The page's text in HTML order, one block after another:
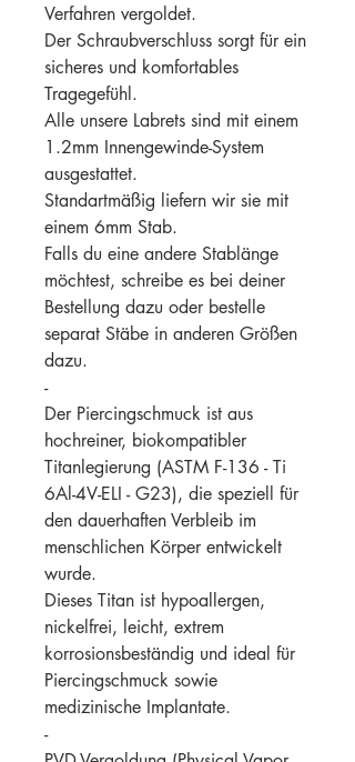
Verfahren vergoldet.
Der Schraubverschluss sorgt für ein
sicheres und komfortables
Tragegefühl.
Alle unsere Labrets sind mit einem
1.2mm Innengewinde-System
ausgestattet.
Standartmäßig liefern wir sie mit
einem 6mm Stab.
Falls du eine andere Stablänge
möchtest, schreibe es bei deiner
Bestellung dazu oder bestelle
separat Stäbe in anderen Größen
dazu.
-
Der Piercingschmuck ist aus
hochreiner, biokompatibler
Titanlegierung (ASTM F-136 - Ti
6Al-4V-ELI - G23), die speziell für
den dauerhaften Verbleib im
menschlichen Körper entwickelt
wurde.
Dieses Titan ist hypoallergen,
nickelfrei, leicht, extrem
korrosionsbeständig und ideal für
Piercingschmuck sowie
medizinische Implantate.
-